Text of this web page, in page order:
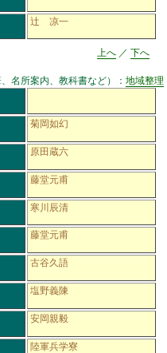
辻 凉一
上へ／ 下へ
名所案内、教科書など）： 地域整理
菊岡如幻
原田蔵六
藤堂元甫
寒川辰清
藤堂元甫
古谷久語
塩野義陳
安岡親毅
陸軍兵学寮